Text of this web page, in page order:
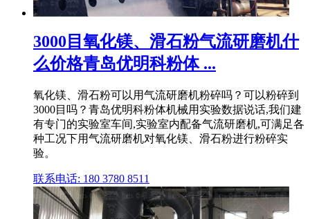
3000目氧化镁、滑石粉气流研磨机什
么价格青岛优明科粉体 ...
氧化镁、滑石粉可以用气流研磨机粉碎吗？可以粉碎到
3000目吗？青岛优明科粉体机械用实验数据说话,我们建
有专门的实验室车间,实验室内配备气流研磨机,可满足各
种工况下用气流研磨机对氧化镁、滑石粉进行粉碎实
验。
联系电话: 180 3780 8511